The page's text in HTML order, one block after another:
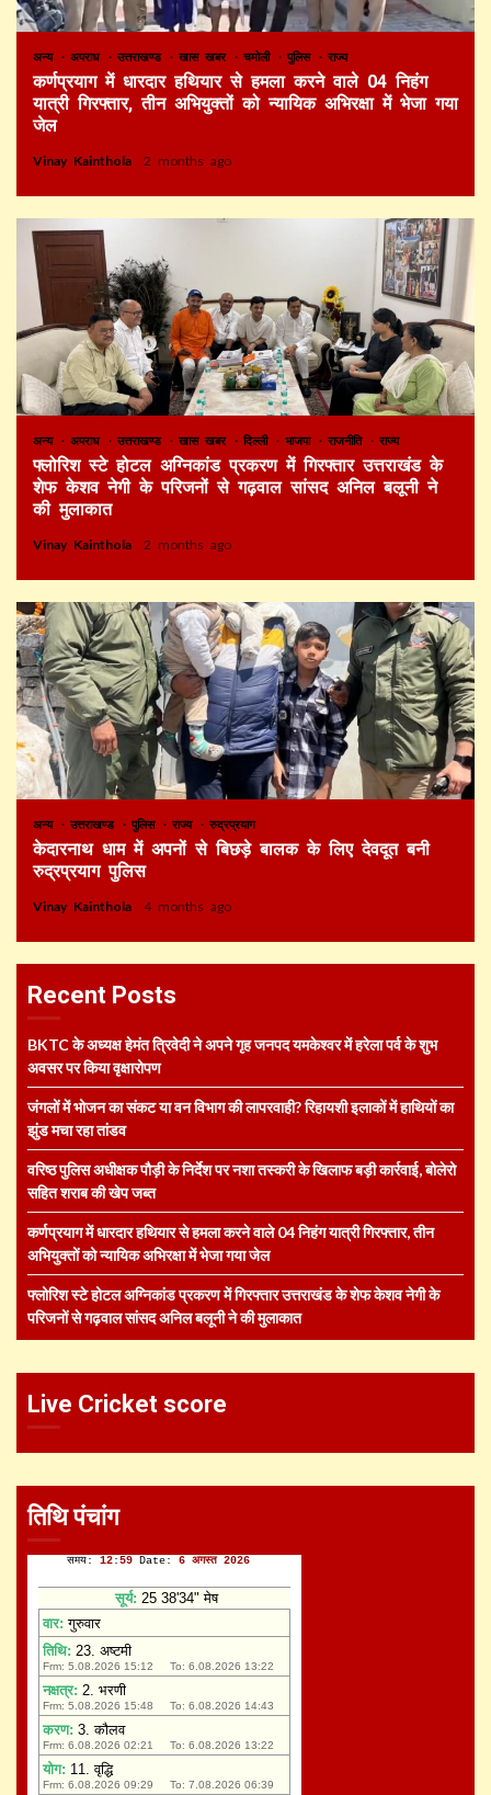
अन्य अपराध उत्तराखण्ड खास खबर चमोली पुलिस राज्य
कर्णप्रयाग में धारदार हथियार से हमला करने वाले 04 निहंग
यात्री गिरफ्तार, तीन अभियुक्तों को न्यायिक अभिरक्षा में भेजा गया
जेल
Vinay Kainthola 2 months ago
अन्य अपराध उत्तराखण्ड खास खबर दिल्ली भाजपा राजनीति राज्य
फ्लोरिश स्टे होटल अग्निकांड प्रकरण में गिरफ्तार उत्तराखंड के
शेफ केशव नेगी के परिजनों से गढ़वाल सांसद अनिल बलूनी ने
की मुलाकात
Vinay Kainthola 2 months ago
अन्य उत्तराखण्ड पुलिस राज्य रुद्रप्रयाग
केदारनाथ धाम में अपनों से बिछड़े बालक के लिए देवदूत बनी
रुद्रप्रयाग पुलिस
Vinay Kainthola 4 months ago
Recent Posts
BKTC के अध्यक्ष हेमंत त्रिवेदी ने अपने गृह जनपद यमकेश्वर में हरेला पर्व के शुभ
अवसर पर किया वृक्षारोपण
जंगलों में भोजन का संकट या वन विभाग की लापरवाही? रिहायशी इलाकों में हाथियों का
झुंड मचा रहा तांडव
वरिष्ठ पुलिस अधीक्षक पौड़ी के निर्देश पर नशा तस्करी के खिलाफ बड़ी कार्रवाई, बोलेरो
सहित शराब की खेप जब्त
कर्णप्रयाग में धारदार हथियार से हमला करने वाले 04 निहंग यात्री गिरफ्तार, तीन
अभियुक्तों को न्यायिक अभिरक्षा में भेजा गया जेल
फ्लोरिश स्टे होटल अग्निकांड प्रकरण में गिरफ्तार उत्तराखंड के शेफ केशव नेगी के
परिजनों से गढ़वाल सांसद अनिल बलूनी ने की मुलाकात
Live Cricket score
तिथि पंचांग